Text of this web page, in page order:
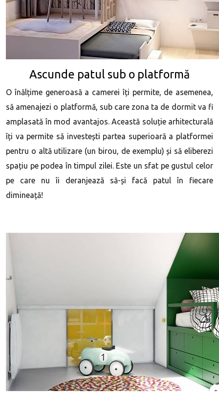
Ascunde patul sub o platformă
O înălțime generoasă a camerei îți permite, de asemenea,
să amenajezi o platformă, sub care zona ta de dormit va fi
amplasată în mod avantajos. Această soluție arhitecturală
îți va permite să investești partea superioară a platformei
pentru o altă utilizare (un birou, de exemplu) și să eliberezi
spațiu pe podea în timpul zilei. Este un sfat pe gustul celor
pe care nu îi deranjează să-și facă patul în fiecare
dimineață!